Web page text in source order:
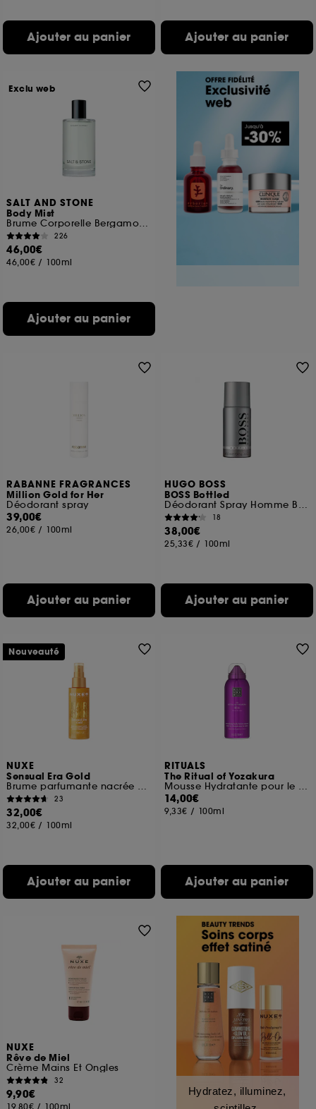
Ajouter au panier Ajouter au panier
SALT AND STONE
Body Mist
Brume Corporelle Bergamote et Hinoki
226
46,00€
46,00€ / 100ml
Ajouter au panier
Exclu web
RABANNE FRAGRANCES
Million Gold for Her
Déodorant spray
39,00€
26,00€ / 100ml
Ajouter au panier
HUGO BOSS
BOSS Bottled
Déodorant Spray Homme Boisé et Oriental
18
38,00€
25,33€ / 100ml
Ajouter au panier
NUXE
Sensual Era Gold
Brume parfumante nacrée corps et cheveux
23
32,00€
32,00€ / 100ml
Ajouter au panier
Nouveauté
RITUALS
The Ritual of Yozakura
Mousse Hydratante pour le Corps
14,00€
9,33€ / 100ml
Ajouter au panier
NUXE
Rêve de Miel
Crème Mains Et Ongles
32
9,90€
19,80€ / 100ml
Hydratez, illuminez,